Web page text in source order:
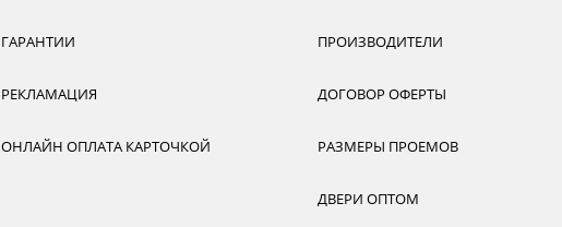
ГАРАНТИИ
РЕКЛАМАЦИЯ
ОНЛАЙН ОПЛАТА КАРТОЧКОЙ
ПРОИЗВОДИТЕЛИ
ДОГОВОР ОФЕРТЫ
РАЗМЕРЫ ПРОЕМОВ
ДВЕРИ ОПТОМ